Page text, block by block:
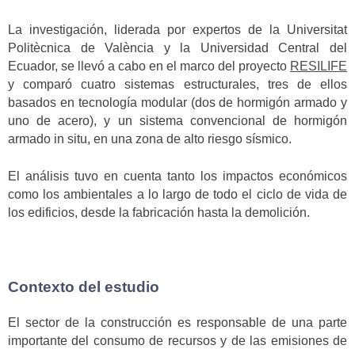
La investigación, liderada por expertos de la Universitat
Politècnica de València y la Universidad Central del
Ecuador, se llevó a cabo en el marco del proyecto RESILIFE
y comparó cuatro sistemas estructurales, tres de ellos
basados en tecnología modular (dos de hormigón armado y
uno de acero), y un sistema convencional de hormigón
armado in situ, en una zona de alto riesgo sísmico.
El análisis tuvo en cuenta tanto los impactos económicos
como los ambientales a lo largo de todo el ciclo de vida de
los edificios, desde la fabricación hasta la demolición.
Contexto del estudio
El sector de la construcción es responsable de una parte
importante del consumo de recursos y de las emisiones de